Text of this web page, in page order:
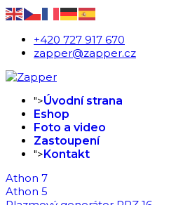
+420 727 917 670
zapper@zapper.cz
">Úvodní strana
Eshop
Foto a video
Zastoupení
">Kontakt
Athon 7
Athon 5